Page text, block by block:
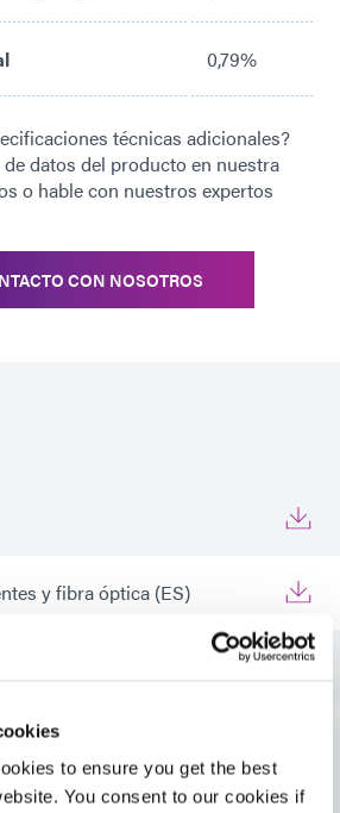
to ensure you get the best
You consent to our cookies if
0,79%
técnicas adicionales?
datos del producto en nuestra
o hable con nuestros expertos
CON NOSOTROS
y fibra óptica (ES)
y fibra óptica (Asia|ES)
y fibra óptica (Europa|DE)
VIEW MORE